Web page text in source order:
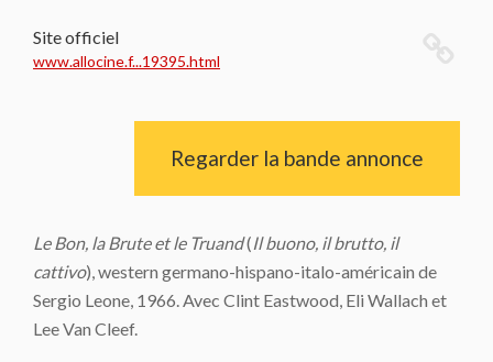
Site officiel
www.allocine.f...19395.html
Regarder la bande annonce
Le Bon, la Brute et le Truand(Il buono, il brutto, il
cattivo), western germano-hispano-italo-américain de
Sergio Leone, 1966. Avec Clint Eastwood, Eli Wallach et
Lee Van Cleef.